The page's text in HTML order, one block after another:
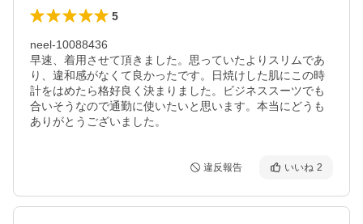
5
neel-10088436
早速、着用させて頂きました。思っていたよりスリムであ
り、違和感がなくて良かったです。日焼けした肌にこの時
計をはめたら格好良く決まりました。ビジネススーツでも
合いそうなので通勤に使いたいと思います。本当にどうも
ありがとうございました。
違反報告 いいね 2